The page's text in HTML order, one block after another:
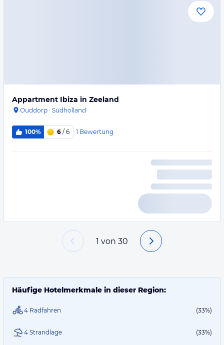
Appartment Ibiza in Zeeland
Ouddorp · Südholland
100% 6 / 6 1 Bewertung
1 von 30
Häufige Hotelmerkmale in dieser Region:
4 Radfahren (33%)
4 Strandlage (33%)